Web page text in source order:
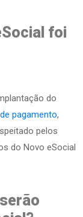
foi
do
pagamento,
pelos
do Novo eSocial